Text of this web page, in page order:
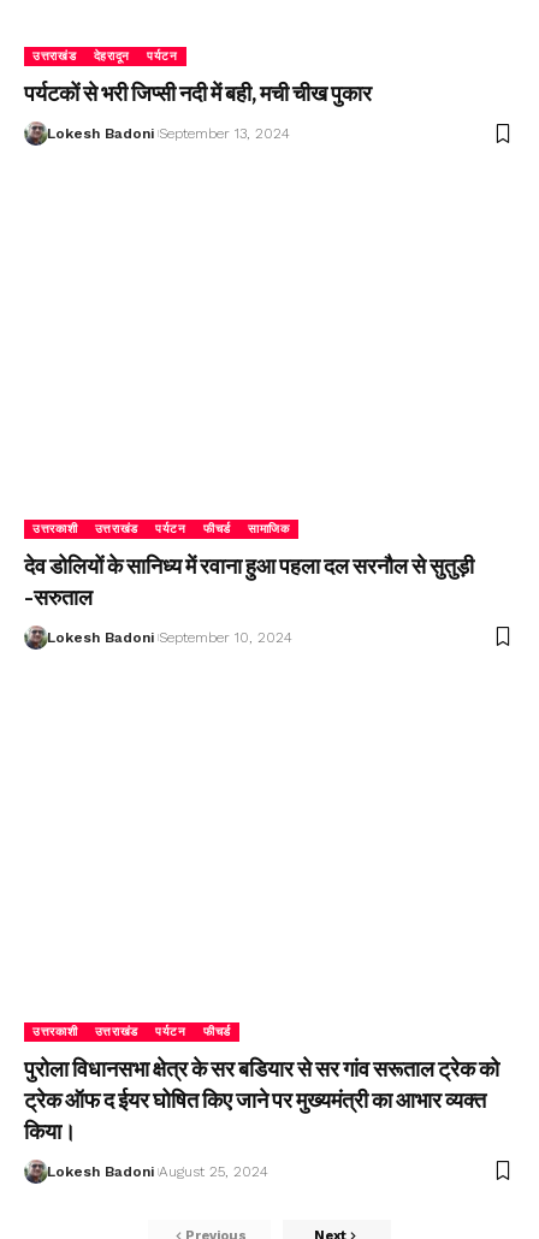
उत्तराखंड देहरादून पर्यटन
पर्यटकों से भरी जिप्सी नदी में बही, मची चीख पुकार
Lokesh Badoni September 13, 2024
उत्तरकाशी उत्तराखंड पर्यटन फीचर्ड सामाजिक
देव डोलियों के सानिध्य में रवाना हुआ पहला दल सरनौल से सुतुड़ी
-सरुताल
Lokesh Badoni September 10, 2024
उत्तरकाशी उत्तराखंड पर्यटन फीचर्ड
पुरोला विधानसभा क्षेत्र के सर बडियार से सर गांव सरूताल ट्रेक को
ट्रेक ऑफ द ईयर घोषित किए जाने पर मुख्यमंत्री का आभार व्यक्त
किया।
Lokesh Badoni August 25, 2024